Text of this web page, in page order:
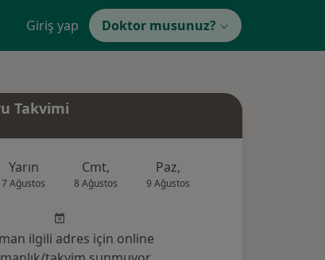
Giriş yap Doktor musunuz?
Takvimi
Yarın
7 Ağustos
Cmt,
8 Ağustos
Paz,
9 Ağustos
ilgili adres için online